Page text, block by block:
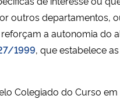
outros departamentos,
a autonomia do
1999, que estabelece
Colegiado do Curso em